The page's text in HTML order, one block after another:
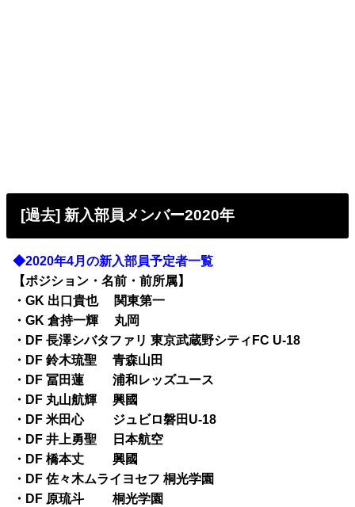
[過去] 新入部員メンバー2020年
◆2020年4月の新入部員予定者一覧
【ポジション・名前・前所属】
・GK 出口貴也 関東第一
・GK 倉持一輝 丸岡
・DF 長澤シバタファリ 東京武蔵野シティFC U-18
・DF 鈴木琉聖 青森山田
・DF 冨田蓮 浦和レッズユース
・DF 丸山航輝 興國
・DF 米田心 ジュビロ磐田U-18
・DF 井上勇聖 日本航空
・DF 橋本丈 興國
・DF 佐々木ムライヨセフ 桐光学園
・DF 原琉斗 桐光学園